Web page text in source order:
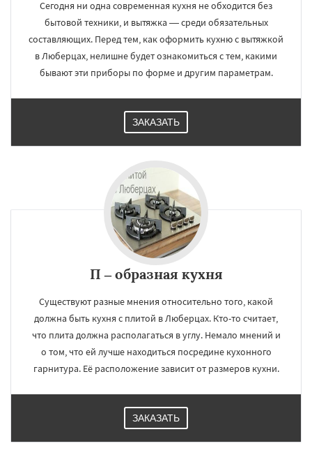
Сегодня ни одна современная кухня не обходится без
бытовой техники, и вытяжка — среди обязательных
составляющих. Перед тем, как оформить кухню с вытяжкой
в Люберцах, нелишне будет ознакомиться с тем, какими
бывают эти приборы по форме и другим параметрам.
ЗАКАЗАТЬ
П – образная кухня
Существуют разные мнения относительно того, какой
должна быть кухня с плитой в Люберцах. Кто-то считает,
что плита должна располагаться в углу. Немало мнений и
о том, что ей лучше находиться посредине кухонного
гарнитура. Её расположение зависит от размеров кухни.
ЗАКАЗАТЬ